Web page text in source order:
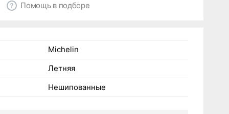
Помощь в подборе
Michelin
Летняя
Нешипованные